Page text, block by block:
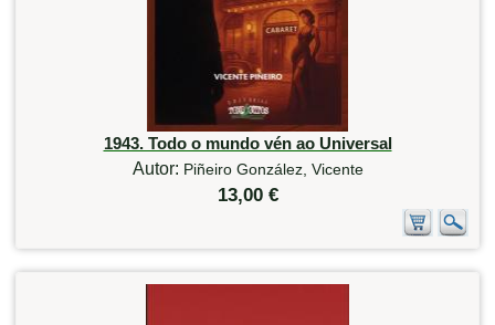
1943. Todo o mundo vén ao Universal
Autor: Piñeiro González, Vicente
13,00 €